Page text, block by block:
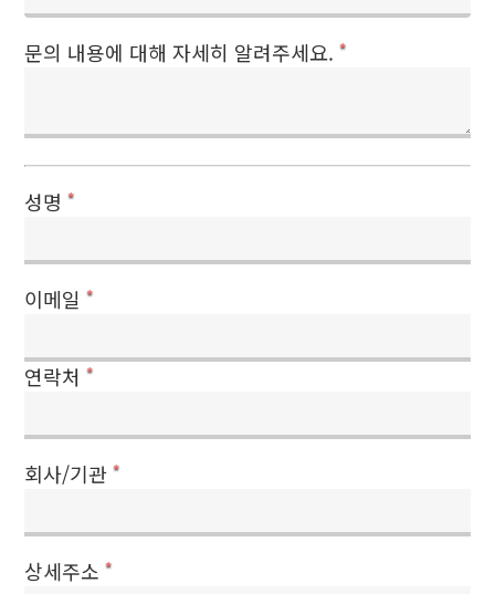
문의 내용에 대해 자세히 알려주세요.*
성명*
이메일*
연락처*
회사/기관*
상세주소*